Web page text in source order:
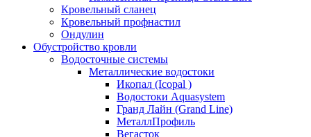
Кровельный сланец
Кровельный профнастил
Ондулин
Обустройство кровли
Водосточные системы
Металлические водостоки
Икопал (Icopal )
Водостоки Aquasystem
Гранд Лайн (Grand Line)
МеталлПрофиль
Вегасток